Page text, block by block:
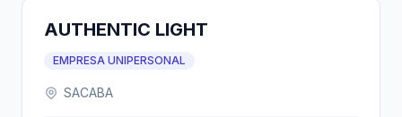
AUTHENTIC LIGHT
EMPRESA UNIPERSONAL
SACABA